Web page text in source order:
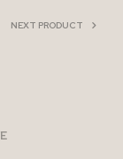
NEXT PRODUCT